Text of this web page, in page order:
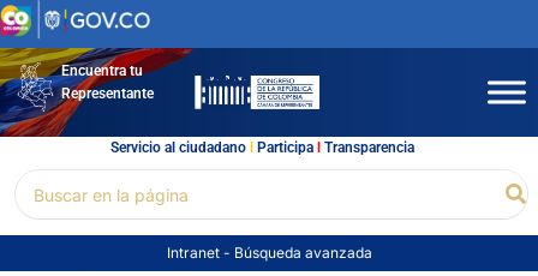
Ir
al
contenidoEncuentra tu
Representante
Servicio al ciudadano l Participal Transparencia
por:
Intranet - Búsqueda avanzada